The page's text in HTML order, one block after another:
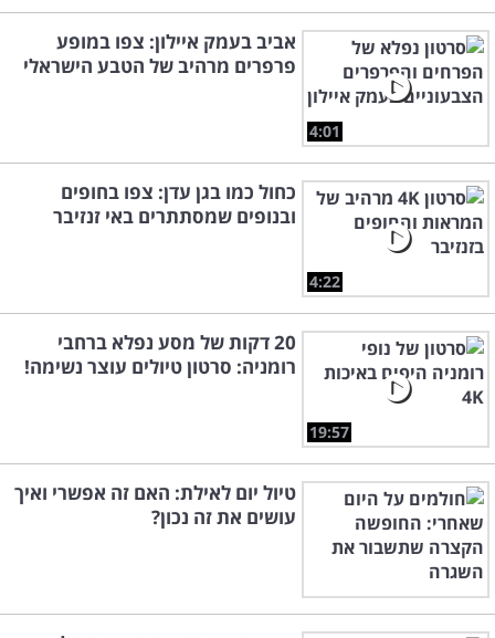
4:01
אביב בעמק איילון: צפו במופע
פרפרים מרהיב של הטבע הישראלי
4:22
כחול כמו בגן עדן: צפו בחופים
ובנופים שמסתתרים באי זנזיבר
19:57
20 דקות של מסע נפלא ברחבי
רומניה: סרטון טיולים עוצר נשימה!
טיול יום לאילת: האם זה אפשרי ואיך
עושים את זה נכון?